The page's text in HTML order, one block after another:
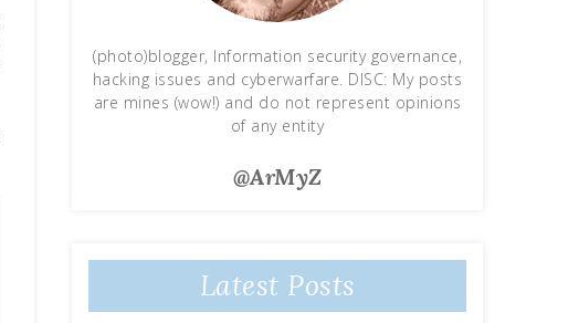
(photo)blogger, Information security governance,
hacking issues and cyberwarfare. DISC: My posts
are mines (wow!) and do not represent opinions
of any entity
@ArMyZ
Latest Posts